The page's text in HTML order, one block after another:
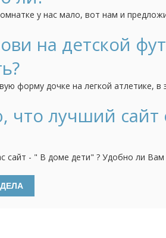
у нас мало, вот нам и
Нам предложили вот такую, но
покупать...
на детской
форму дочке на легкой атлетике,
что лучший сайт
сайт - " В доме дети" ? Удобно ли
изменить? Предлагайте что - либо
всё вместе обсудим.